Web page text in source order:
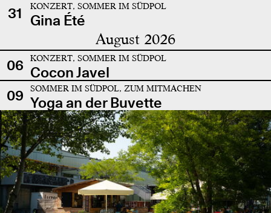
31
KONZERT, SOMMER IM SÜDPOL
Gina Été
August 2026
06 KONZERT, SOMMER IM SÜDPOL
Cocon Javel
09
SOMMER IM SÜDPOL, ZUM MITMACHEN
Yoga an der Buvette